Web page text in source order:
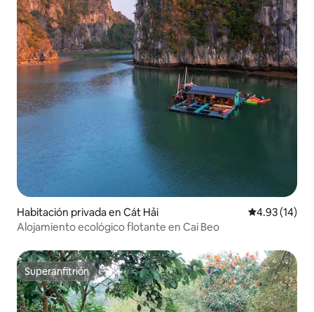
Habitación privada en Cát Hải Calificación
4.93 (14)
Alojamiento ecológico flotante en Cai Beo
Superanfitrión
Superanfitrión